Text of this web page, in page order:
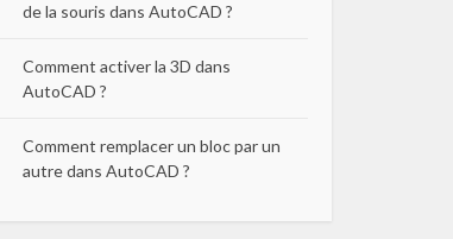
de la souris dans AutoCAD ?
Comment activer la 3D dans
AutoCAD ?
Comment remplacer un bloc par un
autre dans AutoCAD ?